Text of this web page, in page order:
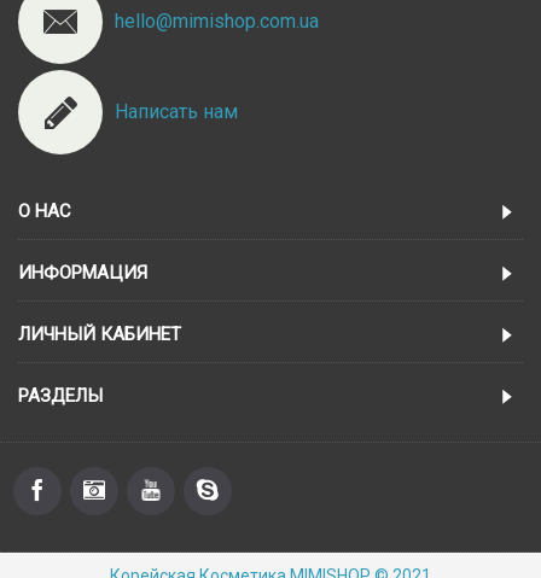
hello@mimishop.com.ua
Написать нам
О НАС
ИНФОРМАЦИЯ
ЛИЧНЫЙ КАБИНЕТ
РАЗДЕЛЫ